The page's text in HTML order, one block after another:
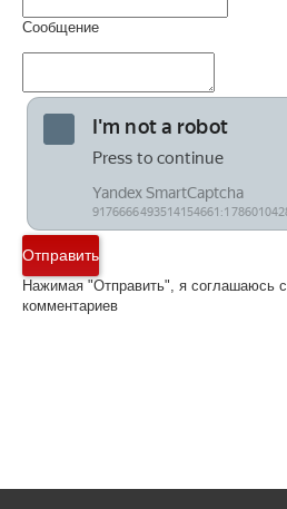
Сообщение
Отправить
Нажимая "Отправить", я соглашаюсь с
комментариев